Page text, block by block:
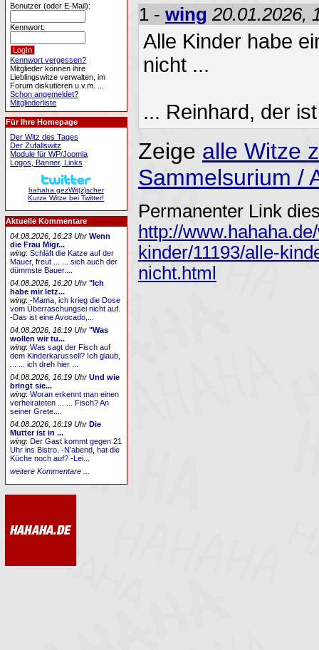
1 - wing 20.01.2026,
Alle Kinder habe
nicht ...
... Reinhard, der
Zeige alle Witze
Sammelsurium /
Permanenter Link
http://
kinder/11193/alle-
nicht.html
Benutzer (oder E-Mail):
Kennwort:
Kennwort vergessen?
Mitglieder können ihre
Lieblingswitze verwalten, im
Forum diskutieren u.v.m. ...
Schon angemeldet?
Mitgliederliste
Für Ihre Homepage
Der Witz des Tages
Der Zufallswitz
Module für WP/Joomla
Logos, Banner, Links
hahaha gezWit(z)scher
Kurze Witze bei Twitter!
Aktuelle Kommentare
04.08.2026, 16:23 Uhr Wenn
die Frau Migr...
wing:Schläft die Katze auf der
Mauer, freut ... ... sich auch der
dümmste Bauer....
04.08.2026, 16:20 Uhr "Ich
habe mir letz...
wing:-Mama, ich krieg die Dose
vom Überraschungsei nicht auf.
-Das ist eine Avocado,...
04.08.2026, 16:19 Uhr "Was
wollen wir tu...
wing:Was sagt der Fisch auf
dem Kinderkarussell? Ich glaub,
... ... ich dreh hier ...
04.08.2026, 16:19 Uhr Und wie
bringt sie...
wing:Woran erkennt man einen
verheirateten ... ... Fisch? An
seiner Grete....
04.08.2026, 16:19 Uhr Die
Mutter ist in ...
wing:Der Gast kommt gegen 21
Uhr ins Bistro. -N’abend, hat die
Küche noch auf? -Lei...
weitere Kommentare ...